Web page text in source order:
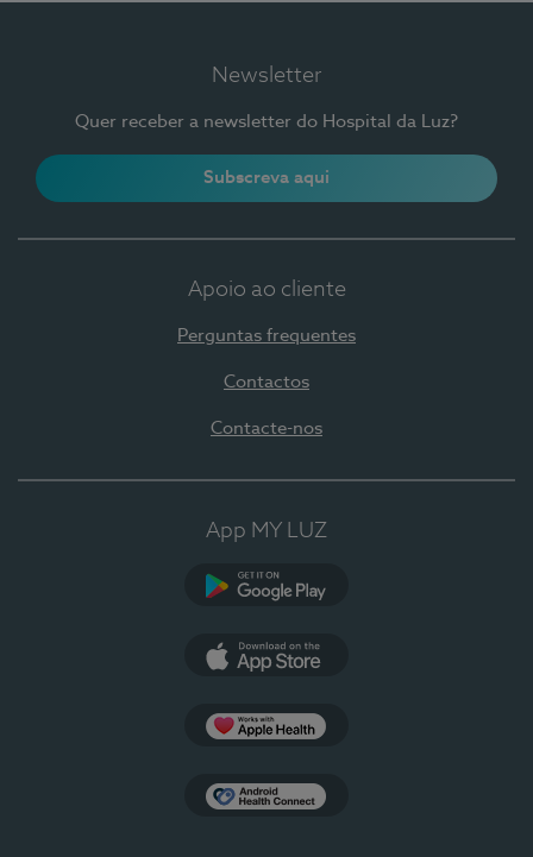
Newsletter
Quer receber a newsletter do Hospital da Luz?
Subscreva aqui
Apoio ao cliente
Perguntas frequentes
Contactos
Contacte-nos
App MY LUZ